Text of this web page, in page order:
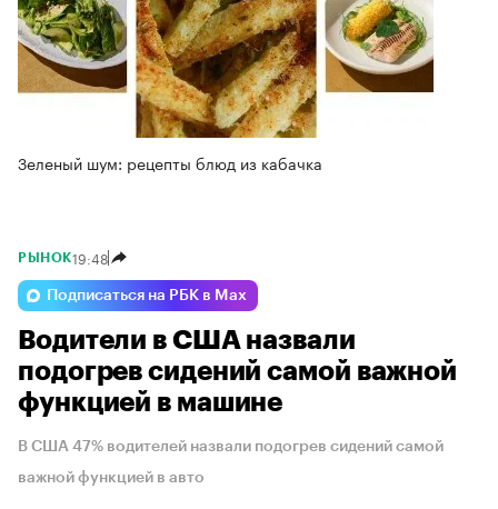
Зеленый шум: рецепты блюд из кабачка
РЫНОК19:48
Подписаться на РБК в Max
Водители в США назвали
подогрев сидений самой важной
функцией в машине
В США 47% водителей назвали подогрев сидений самой
важной функцией в авто